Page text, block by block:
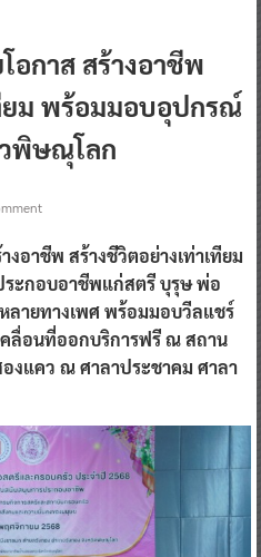
อกาส สร้างอาชีพ
ยม พร้อมมอบอุปกรณ์
พิษณุโลก
อาชีพ สร้างชีวิตอย่างเท่าเทียม
ะกอบอาชีพแก่สตรี บุรุษ พ่อ
ลายทางเพศ พร้อมมอบวีลแชร์
ลื่อนที่ออกบริการฟรี ณ สถาน
แคว ณ ศาลาประชาคม ศาลา